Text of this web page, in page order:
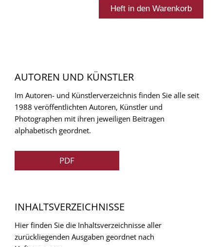
AUTOREN UND KÜNSTLER
Im Autoren- und Künstlerverzeichnis finden Sie alle seit
1988 veröffentlichten Autoren, Künstler und
Photographen mit ihren jeweiligen Beitragen
alphabetisch geordnet.
PDF
INHALTSVERZEICHNISSE
Hier finden Sie die Inhaltsverzeichnisse aller
zurückliegenden Ausgaben geordnet nach